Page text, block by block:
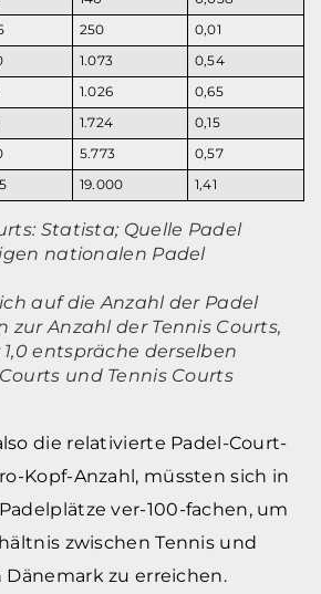
250
0,01
1.073
0,54
1.026
0,65
1.724
0,15
5.773
0,57
19.000 1,41
Statista; Quelle Padel
nationalen Padel
auf die Anzahl der Padel
zur Anzahl der Tennis Courts,
entspräche derselben
und Tennis Courts
die relativierte Padel-Court-
Kopf-Anzahl, müssten sich in
ver-100-fachen, um
zwischen Tennis und
Dänemark zu erreichen.